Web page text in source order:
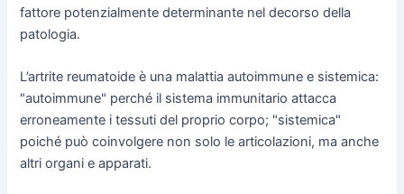
fattore potenzialmente determinante nel decorso della
patologia.
L’artrite reumatoide è una malattia autoimmune e sistemica:
"autoimmune" perché il sistema immunitario attacca
erroneamente i tessuti del proprio corpo; "sistemica"
poiché può coinvolgere non solo le articolazioni, ma anche
altri organi e apparati.